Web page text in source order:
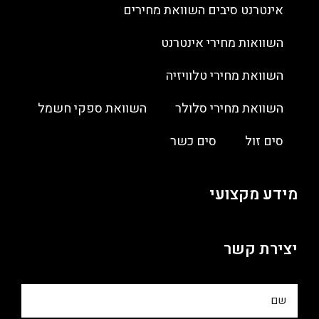
אינטרנט סיבים השוואת מחירים
השוואות מחירי אינטרנט
השוואת מחירי טלוויזיה
השוואת מחירי סלולר
השוואת ספקי חשמל
סים זול
סים כשר
מידע מקצועי
יצירת קשר